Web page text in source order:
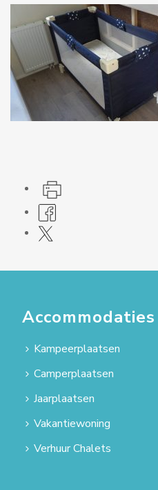
Accommodaties
Kampeerplaatsen
Camperplaatsen
Jaarplaatsen
Vakantiewoning
Verhuur Chalets